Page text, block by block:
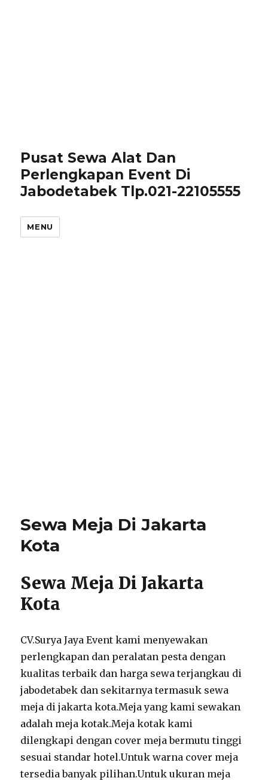
Pusat Sewa Alat Dan
Perlengkapan Event Di
Jabodetabek Tlp.021-22105555
MENU
Sewa Meja Di Jakarta
Kota
Sewa Meja Di Jakarta
Kota
CV.Surya Jaya Event kami menyewakan
perlengkapan dan peralatan pesta dengan
kualitas terbaik dan harga sewa terjangkau di
jabodetabek dan sekitarnya termasuk sewa
meja di jakarta kota.Meja yang kami sewakan
adalah meja kotak.Meja kotak kami
dilengkapi dengan cover meja bermutu tinggi
sesuai standar hotel.Untuk warna cover meja
tersedia banyak pilihan.Untuk ukuran meja